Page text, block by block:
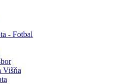
- Fotbal
Višňa